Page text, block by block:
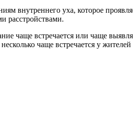
внутреннего уха, которое
расстройствами.
чаще встречается или чаще
чаще встречается у